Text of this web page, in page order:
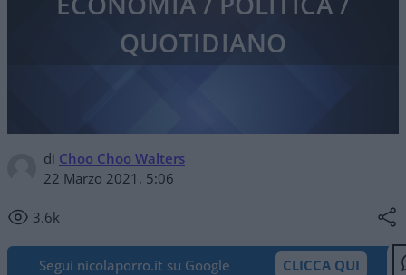
di Choo Choo Walters
22 Marzo 2021, 5:06
3.6k
QUOTIDIANO
Segui nicolaporro.it su Google CLICCA QUI